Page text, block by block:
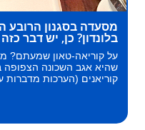
מסעדה בסגנון הרובע
בלונדון? כן, יש דבר כזה
על קוריאה-טאון שמעתם?
שהיא אגב השכונה הצפופה
קוריאנים (הערכות מדברות על 50 אלף), וכמובן לא